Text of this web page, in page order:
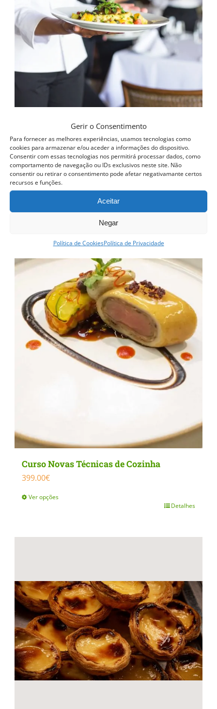
Gerir o Consentimento
Para fornecer as melhores experiências, usamos tecnologias como
cookies para armazenar e/ou aceder a informações do dispositivo.
Consentir com essas tecnologias nos permitirá processar dados, como
comportamento de navegação ou IDs exclusivos neste site. Não
consentir ou retirar o consentimento pode afetar negativamante certos
recursos e funções.
Aceitar
Negar
Política de CookiesPolítica de Privacidade
be
chosen
on
Curso Intensivo de Mesa e Bar
QUERO SER INFORMADO ASSIM
QUE DISPONÍVEL
Curso Novas Técnicas de Cozinha
399.00€
Ver opções
has
The
options
may
be
chosen
on
the
Detalhes